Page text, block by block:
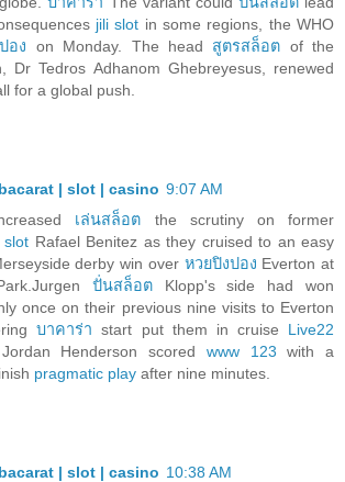
jili slot in some regions, the WHO
อง on Monday. The head สูตรสล็อต of the
Dr Tedros Adhanom Ghebreyesus, renewed
for a global push.
| slot | casino 9:07 AM
เล่นสล็อต the scrutiny on former
slot Rafael Benitez as they cruised to an easy
derby win over หวยปิงปอง Everton at
ปั่นสล็อตKlopp's side had won
once on their previous nine visits to Everton
บาคาร่า start put them in cruise Live22
Henderson scored www 123 with a
pragmatic play after nine minutes.
| slot | casino 10:38 AM